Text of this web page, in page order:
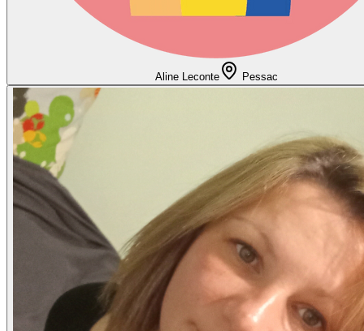
Aline Leconte Pessac